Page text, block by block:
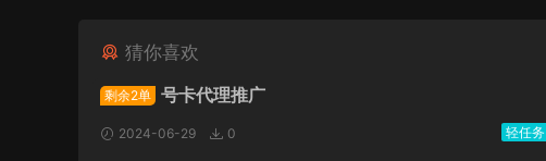
猜你喜欢
剩余2单 号卡代理推广
2024-06-29 0 轻任务